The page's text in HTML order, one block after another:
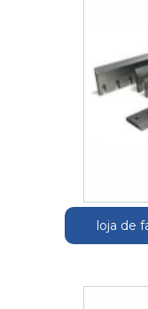
loja de